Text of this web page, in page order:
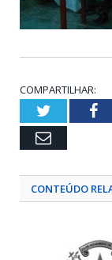
COMPARTILHAR:
Twitter
Email
CONTEÚDO